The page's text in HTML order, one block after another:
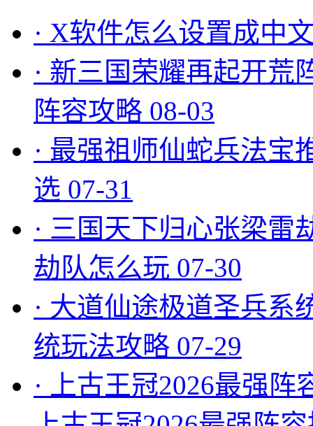
· X软件怎么设置成中
· 新三国荣耀再起开荒
阵容攻略 08-03
· 最强祖师仙蛇兵法宝
选 07-31
· 三国天下归心张梁雷
劫队怎么玩 07-30
· 大道仙途极道圣兵系
统玩法攻略 07-29
·
上古王冠2026最强